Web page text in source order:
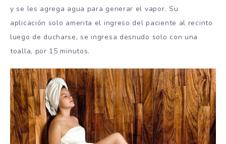
y se les agrega agua para generar el vapor. Su
aplicación solo amerita el ingreso del paciente al recinto
luego de ducharse, se ingresa desnudo solo con una
toalla, por 15 minutos.